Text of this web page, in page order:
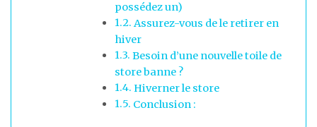
possédez un)
Assurez-vous de le retirer en
hiver
Besoin d’une nouvelle toile de
store banne ?
Hiverner le store
Conclusion :